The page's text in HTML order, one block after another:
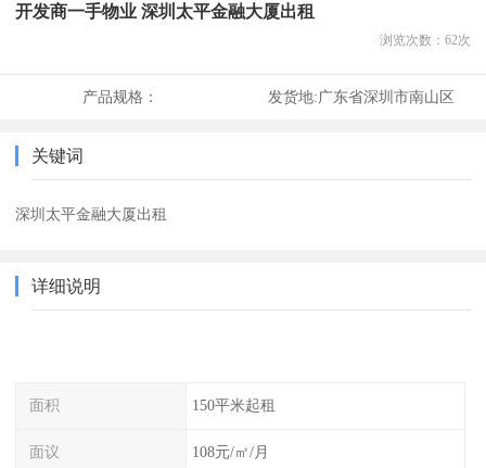
开发商一手物业 深圳太平金融大厦出租
浏览次数： 62次
产品规格： 发货地:广东省深圳市南山区
关键词
深圳太平金融大厦出租
详细说明
面积 150平米起租
面议 108元/㎡/月